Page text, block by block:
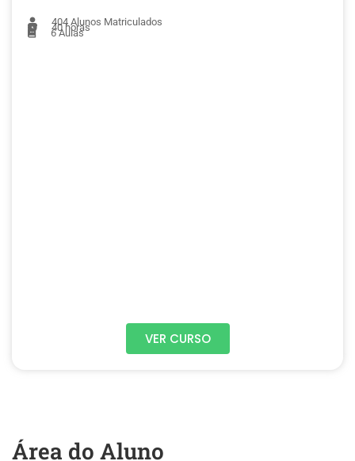
404 Alunos Matriculados
40 horas
6Aulas
VER CURSO
Área do Aluno